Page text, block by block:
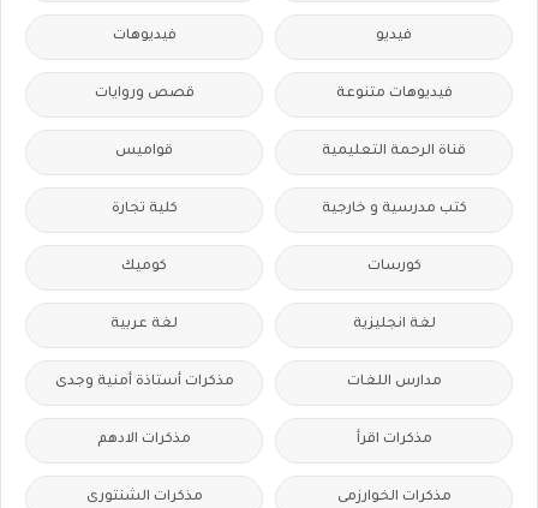
فيديو فيديوهات
فيديوهات متنوعة قصص وروايات
قناة الرحمة التعليمية قواميس
كتب مدرسية و خارجية كلية تجارة
كورسات كوميك
لغة انجليزية لغة عربية
مدارس اللغات مذكرات أستاذة أمنية وجدى
مذكرات اقرأ مذكرات الادهم
مذكرات الخوارزمى مذكرات الشنتورى